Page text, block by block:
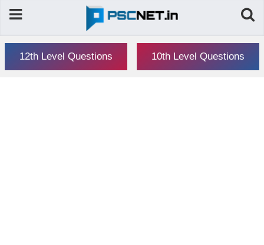
12th Level Questions 10th Level Questions